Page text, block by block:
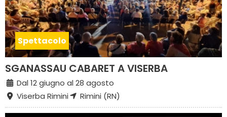
Spettacolo
SGANASSAU CABARET A VISERBA
Dal 12 giugno al 28 agosto
Viserba Rimini
Rimini (RN)